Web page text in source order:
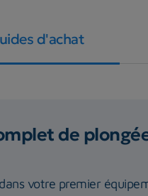
d'achat
de
votre premier